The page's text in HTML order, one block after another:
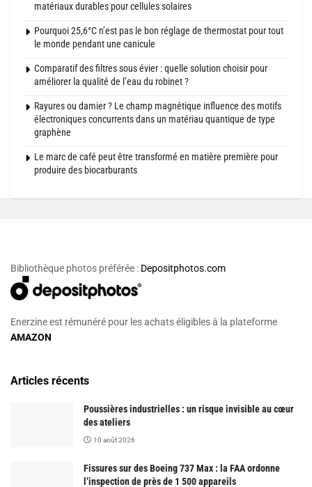
matériaux durables pour cellules solaires
Pourquoi 25,6°C n’est pas le bon réglage de thermostat pour tout
le monde pendant une canicule
Comparatif des filtres sous évier : quelle solution choisir pour
améliorer la qualité de l’eau du robinet ?
Rayures ou damier ? Le champ magnétique influence des motifs
électroniques concurrents dans un matériau quantique de type
graphène
Le marc de café peut être transformé en matière première pour
produire des biocarburants
Bibliothèque photos préférée : Depositphotos.com
Enerzine est rémunéré pour les achats éligibles à la plateforme
AMAZON
Articles récents
Poussières industrielles : un risque invisible au cœur
des ateliers
10 août 2026
Fissures sur des Boeing 737 Max : la FAA ordonne
l’inspection de près de 1 500 appareils